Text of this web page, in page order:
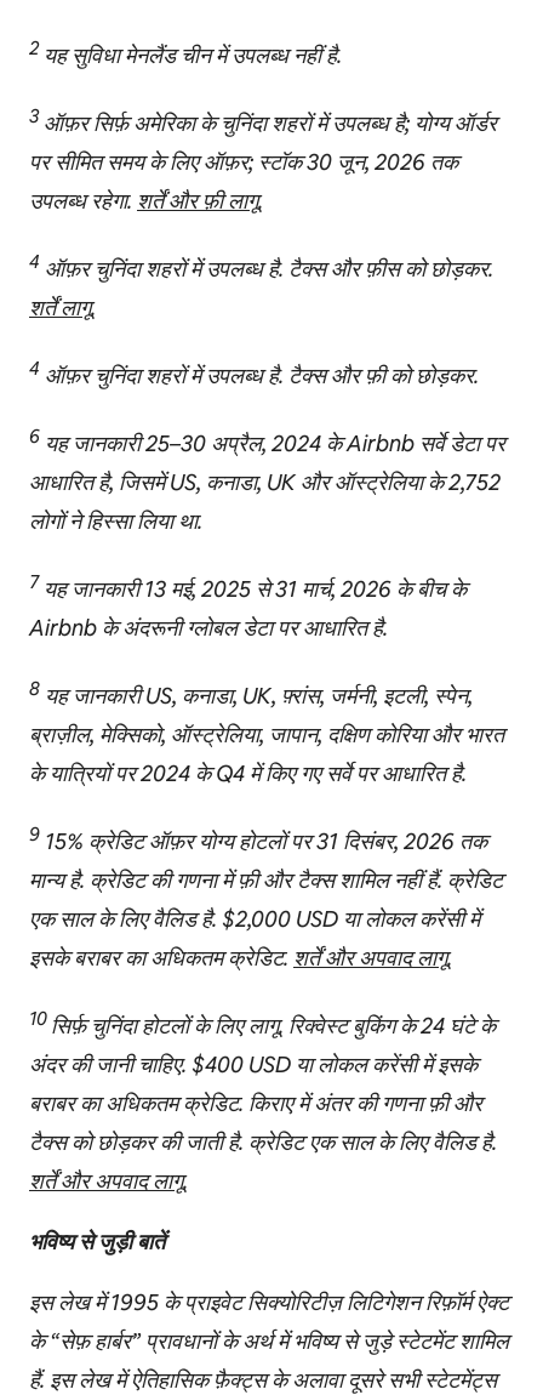
2 यह सुविधा मेनलैंड चीन में उपलब्ध नहीं है.
3 ऑफ़र सिर्फ़ अमेरिका के चुनिंदा शहरों में उपलब्ध है; योग्य ऑर्डर
पर सीमित समय के लिए ऑफ़र; स्टॉक 30 जून, 2026 तक
उपलब्ध रहेगा. शर्तें और फ़ी लागू.
4 ऑफ़र चुनिंदा शहरों में उपलब्ध है. टैक्स और फ़ीस को छोड़कर.
शर्तें लागू.
4 ऑफ़र चुनिंदा शहरों में उपलब्ध है. टैक्स और फ़ी को छोड़कर.
6 यह जानकारी 25–30 अप्रैल, 2024 के Airbnb सर्वे डेटा पर
आधारित है, जिसमें US, कनाडा, UK और ऑस्ट्रेलिया के 2,752
लोगों ने हिस्सा लिया था.
7 यह जानकारी 13 मई, 2025 से 31 मार्च, 2026 के बीच के
Airbnb के अंदरूनी ग्लोबल डेटा पर आधारित है.
8 यह जानकारी US, कनाडा, UK, फ़्रांस, जर्मनी, इटली, स्पेन,
ब्राज़ील, मेक्सिको, ऑस्ट्रेलिया, जापान, दक्षिण कोरिया और भारत
के यात्रियों पर 2024 के Q4 में किए गए सर्वे पर आधारित है.
9 15% क्रेडिट ऑफ़र योग्य होटलों पर 31 दिसंबर, 2026 तक
मान्य है. क्रेडिट की गणना में फ़ी और टैक्स शामिल नहीं हैं. क्रेडिट
एक साल के लिए वैलिड है. $2,000 USD या लोकल करेंसी में
इसके बराबर का अधिकतम क्रेडिट. शर्तें और अपवाद लागू.
10 सिर्फ़ चुनिंदा होटलों के लिए लागू. रिक्वेस्ट बुकिंग के 24 घंटे के
अंदर की जानी चाहिए. $400 USD या लोकल करेंसी में इसके
बराबर का अधिकतम क्रेडिट. किराए में अंतर की गणना फ़ी और
टैक्स को छोड़कर की जाती है. क्रेडिट एक साल के लिए वैलिड है.
शर्तें और अपवाद लागू.
भविष्य से जुड़ी बातें
इस लेख में 1995 के प्राइवेट सिक्योरिटीज़ लिटिगेशन रिफ़ॉर्म ऐक्ट
के “सेफ़ हार्बर” प्रावधानों के अर्थ में भविष्य से जुड़े स्टेटमेंट शामिल
हैं. इस लेख में ऐतिहासिक फ़ैक्ट्स के अलावा दूसरे सभी स्टेटमेंट्स